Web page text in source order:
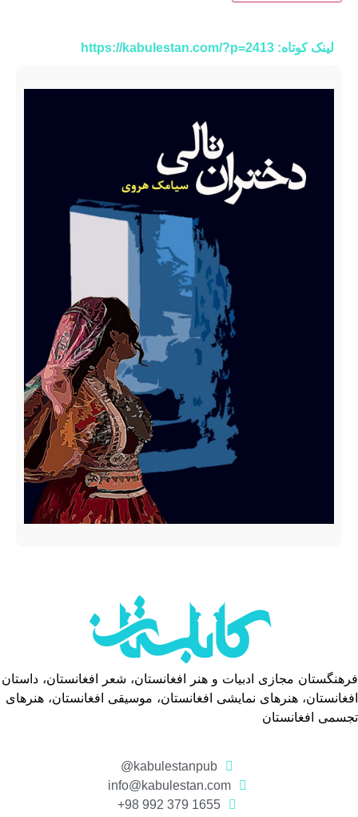
لینک کوتاه: https://kabulestan.com/?p=2413
فرهنگستان مجازی ادبیات و هنر افغانستان، شعر افغانستان، داستان
افغانستان، هنرهای نمایشی افغانستان، موسیقی افغانستان، هنرهای
تجسمی افغانستان
kabulestanpub@
info@kabulestan.com
1655 379 992 98+